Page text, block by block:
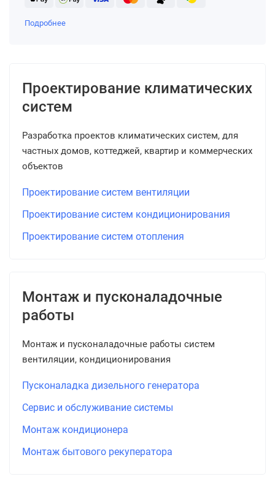
Подробнее
Проектирование климатических
систем
Разработка проектов климатических систем, для
частных домов, коттеджей, квартир и коммерческих
объектов
Проектирование систем вентиляции
Проектирование систем кондиционирования
Проектирование систем отопления
Монтаж и пусконаладочные
работы
Монтаж и пусконаладочные работы систем
вентиляции, кондиционирования
Пусконаладка дизельного генератора
Сервис и обслуживание системы
Монтаж кондиционера
Монтаж бытового рекуператора